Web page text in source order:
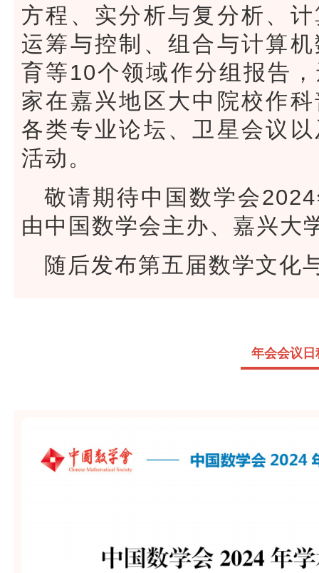
方程、实分析与复分析、
运筹与控制、组合与计算
育等10个领域作分组报告
家在嘉兴地区大中院校作
各类专业论坛、卫星会议
活动。
敬请期待中国数学会
由中国数学会主办、嘉兴大
随后发布第五届数学文化
年会会议日